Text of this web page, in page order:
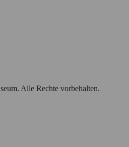
Alle Rechte vorbehalten.